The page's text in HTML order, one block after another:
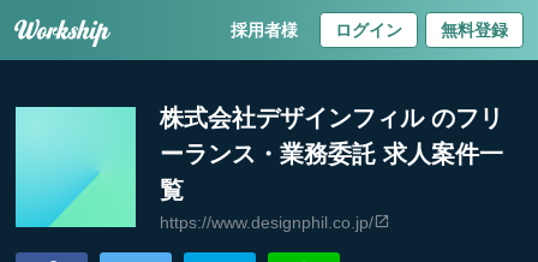
採用者様 ログイン 無料登録
株式会社デザインフィル のフリ
ーランス・業務委託 求人案件一
覧
https://www.designphil.co.jp/